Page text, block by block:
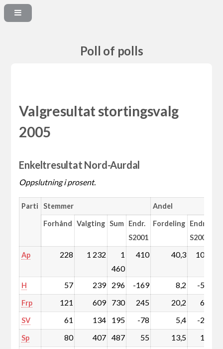
Poll of polls
Valgresultat stortingsvalg
2005
Enkeltresultat Nord-Aurdal
Oppslutning i prosent.
Parti Stemmer Andel
Forhånd Valgting Sum Endr.
S2001
Fordeling Endr.
S2001
Ap 228 1 232
1
460
410 40,3 10,3
H 57 239 296 -169 8,2 -5,1
Frp 121 609 730 245 20,2 6,3
SV 61 134 195 -78 5,4 -2,4
Sp 80 407 487 55 13,5 1,1